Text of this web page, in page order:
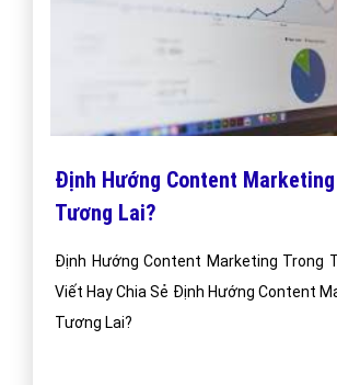
Định Hướng Content
Tương Lai?
Định Hướng Content Marketing Trong
Viết Hay Chia Sẻ Định Hướng Content
Tương Lai?